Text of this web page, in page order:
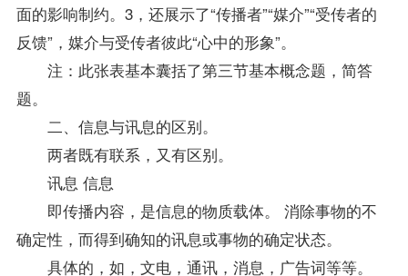
面的影响制约。3，还展示了“传播者”“媒介”“受传者的
反馈”，媒介与受传者彼此“心中的形象”。
注：此张表基本囊括了第三节基本概念题，简答
题。
二、信息与讯息的区别。
两者既有联系，又有区别。
讯息 信息
即传播内容，是信息的物质载体。 消除事物的不
确定性，而得到确知的讯息或事物的确定状态。
具体的，如，文电，通讯，消息，广告词等等。